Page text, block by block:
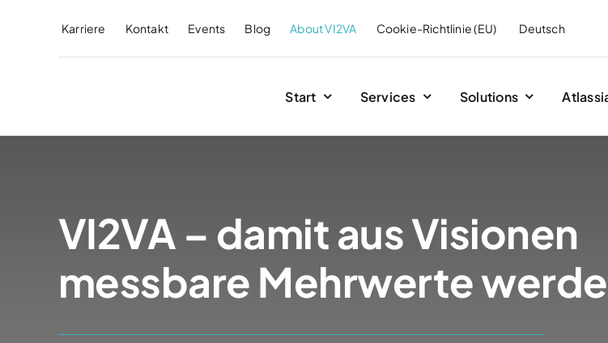
Karriere Kontakt Events Blog About VI2VA Cookie-Richtlinie (EU) Deutsch
Start Services Solutions
VI2VA – damit aus Visionen
messbare Mehrwerte